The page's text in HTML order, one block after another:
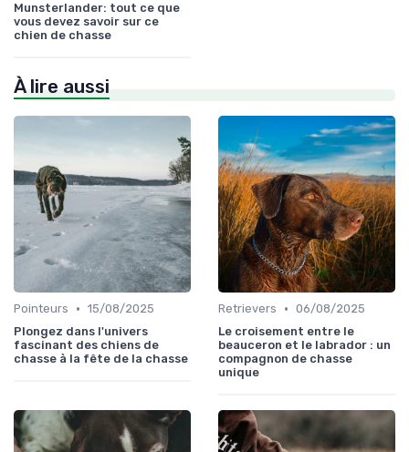
Munsterlander: tout ce que
vous devez savoir sur ce
chien de chasse
À lire aussi
Pointeurs • 15/08/2025
Plongez dans l'univers
fascinant des chiens de
chasse à la fête de la chasse
Retrievers • 06/08/2025
Le croisement entre le
beauceron et le labrador : un
compagnon de chasse
unique